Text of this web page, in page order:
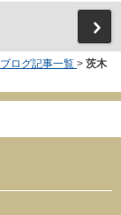
ブログ記事一覧 > 茨木